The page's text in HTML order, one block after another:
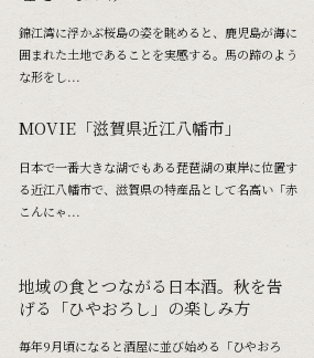
錦江湾に浮かぶ桜島の姿を眺めると、鹿児島が海に
囲まれた土地であることを実感する。馬の蹄のよう
な形をし...
MOVIE「滋賀県近江八幡市」
日本で一番大きな湖でもある琵琶湖の東岸に位置す
る近江八幡市で、滋賀県の特産品として名高い「赤
こんにゃ...
地域の食とつながる日本酒。秋を告
げる「ひやおろし」の楽しみ方
毎年9月頃になると酒屋に並び始める「ひやおろ